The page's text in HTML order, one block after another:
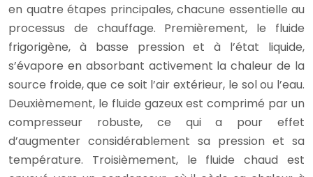
en quatre étapes principales, chacune essentielle au
processus de chauffage. Premièrement, le fluide
frigorigène, à basse pression et à l’état liquide,
s’évapore en absorbant activement la chaleur de la
source froide, que ce soit l’air extérieur, le sol ou l’eau.
Deuxièmement, le fluide gazeux est comprimé par un
compresseur robuste, ce qui a pour effet
d’augmenter considérablement sa pression et sa
température. Troisièmement, le fluide chaud est